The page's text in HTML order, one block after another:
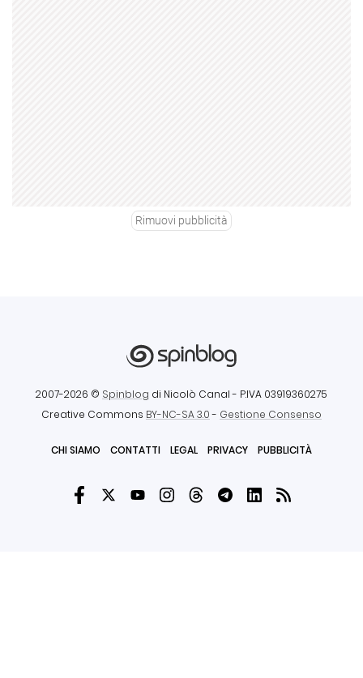
Rimuovi pubblicità
2007-2026 © Spinblog di Nicolò Canal - P.IVA 03919360275
Creative Commons BY-NC-SA 3.0- Gestione Consenso
CHI SIAMO CONTATTI LEGAL PRIVACY PUBBLICITÀ